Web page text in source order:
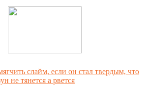
слайм, если он стал твердым, что
не тянется а рвется